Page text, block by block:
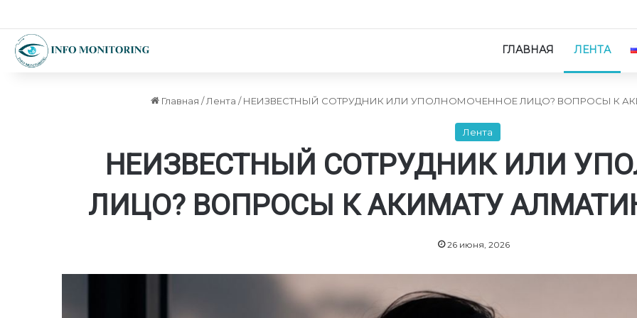
ГЛАВНАЯ ЛЕНТА
Главная / Лента / НЕИЗВЕСТНЫЙ СОТРУДНИК ИЛИ УПОЛНОМОЧЕННОЕ ЛИЦО? ВОПРОСЫ К
Лента
НЕИЗВЕСТНЫЙ СОТРУДНИК ИЛИ
ЛИЦО? ВОПРОСЫ К АКИМАТУ
26 июня, 2026